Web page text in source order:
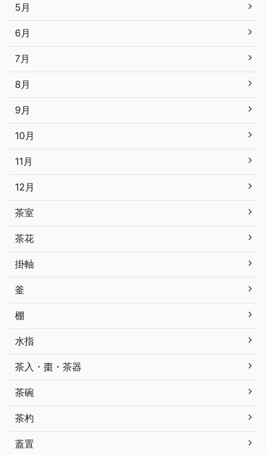
5月
6月
7月
8月
9月
10月
11月
12月
茶室
茶花
掛軸
釜
棚
水指
茶入・棗・茶器
茶碗
茶杓
蓋置